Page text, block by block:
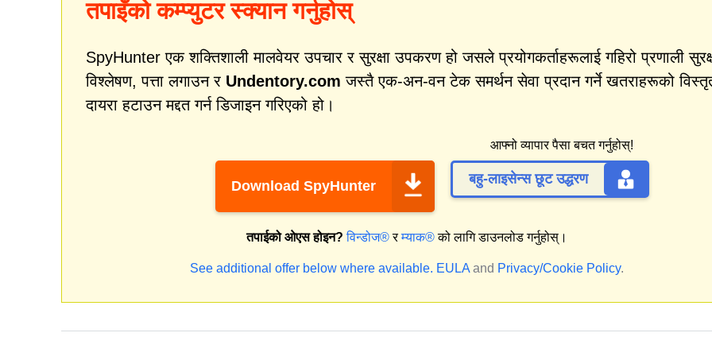
तपाइँको कम्प्युटर स्क्यान गर्नुहोस्
SpyHunter एक शक्तिशाली मालवेयर उपचार र सुरक्षा उपकरण हो जसले प्रयोगकर्ताहरूलाई गहिरो प्रणाली
विश्लेषण, पत्ता लगाउन र Undentory.com जस्तै एक-अन-वन टेक समर्थन सेवा प्रदान गर्ने खतराहरूको
दायरा हटाउन मद्दत गर्न डिजाइन गरिएको हो।
Download SpyHunter
आफ्नो व्यापार पैसा बचत गर्नुहोस्!
बहु-लाइसेन्स छूट उद्धरण
तपाईको ओएस होइन? विन्डोज®रम्याक®को लागि डाउनलोड गर्नुहोस्।
See additional offer below where available. EULA and Privacy/Cookie Policy.